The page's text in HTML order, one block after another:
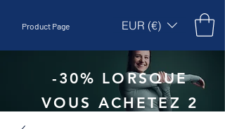
Product Page EUR (€)
-30% LORSQUE
VOUS ACHETEZ 2